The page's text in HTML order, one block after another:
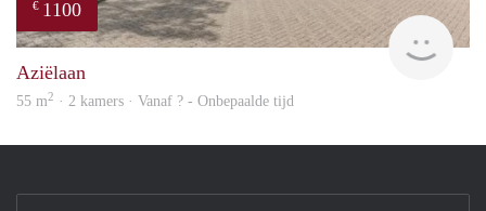
€ 1100
rent
Aziëlaan
55 m2 · 2 kamers · Vanaf ? - Onbepaalde tijd